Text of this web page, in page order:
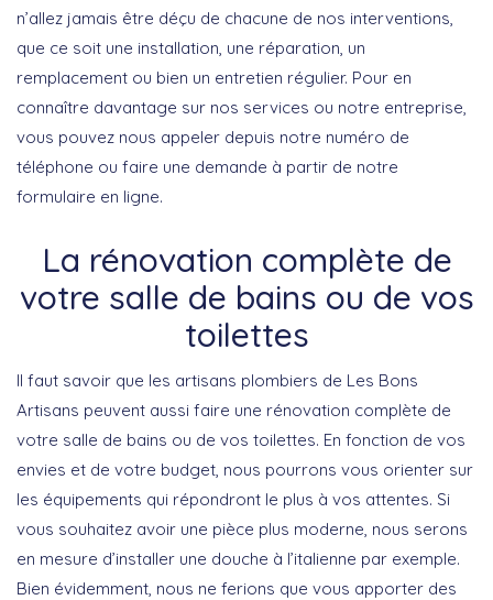
n’allez jamais être déçu de chacune de nos interventions,
que ce soit une installation, une réparation, un
remplacement ou bien un entretien régulier. Pour en
connaître davantage sur nos services ou notre entreprise,
vous pouvez nous appeler depuis notre numéro de
téléphone ou faire une demande à partir de notre
formulaire en ligne.
La rénovation complète de
votre salle de bains ou de vos
toilettes
Il faut savoir que les artisans plombiers de Les Bons
Artisans peuvent aussi faire une rénovation complète de
votre salle de bains ou de vos toilettes. En fonction de vos
envies et de votre budget, nous pourrons vous orienter sur
les équipements qui répondront le plus à vos attentes. Si
vous souhaitez avoir une pièce plus moderne, nous serons
en mesure d’installer une douche à l’italienne par exemple.
Bien évidemment, nous ne ferions que vous apporter des